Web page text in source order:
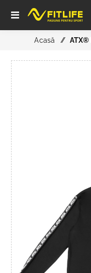
Acasă / ATX®